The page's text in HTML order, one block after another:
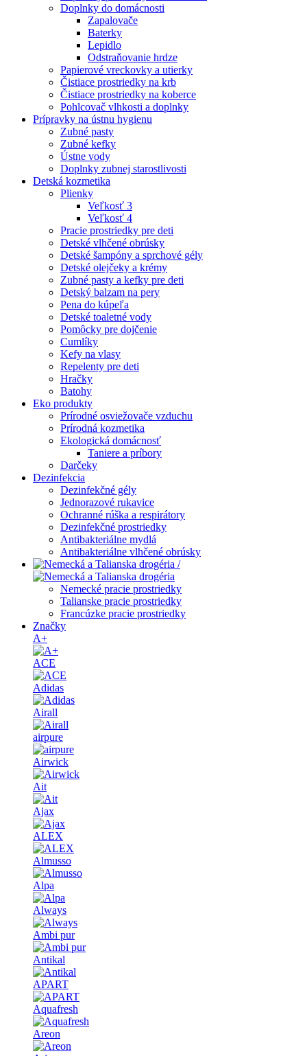
Doplnky do domácnosti
Zapalovače
Baterky
Lepidlo
Odstraňovanie hrdze
Papierové vreckovky a utierky
Čistiace prostriedky na krb
Čistiace prostriedky na koberce
Pohlcovač vlhkosti a doplnky
Prípravky na ústnu hygienu
Zubné pasty
Zubné kefky
Ústne vody
Doplnky zubnej starostlivosti
Detská kozmetika
Plienky
Veľkosť 3
Veľkosť 4
Pracie prostriedky pre deti
Detské vlhčené obrúsky
Detské šampóny a sprchové gély
Detské olejčeky a krémy
Zubné pasty a kefky pre deti
Detský balzam na pery
Pena do kúpeľa
Detské toaletné vody
Pomôcky pre dojčenie
Cumlíky
Kefy na vlasy
Repelenty pre deti
Hračky
Batohy
Eko produkty
Prírodné osviežovače vzduchu
Prírodná kozmetika
Ekologická domácnosť
Taniere a príbory
Darčeky
Dezinfekcia
Dezinfekčné gély
Jednorazové rukavice
Ochranné rúška a respirátory
Dezinfekčné prostriedky
Antibakteriálne mydlá
Antibakteriálne vlhčené obrúsky
/
Nemecké pracie prostriedky
Talianske pracie prostriedky
Francúzke pracie prostriedky
Značky
A+
ACE
Adidas
Airall
airpure
Airwick
Ait
Ajax
ALEX
Almusso
Alpa
Always
Ambi pur
Antikal
APART
Aquafresh
Areon